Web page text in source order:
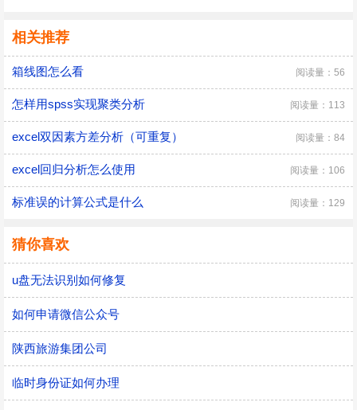
相关推荐
箱线图怎么看 阅读量：56
怎样用spss实现聚类分析 阅读量：113
excel双因素方差分析（可重复） 阅读量：84
excel回归分析怎么使用 阅读量：106
标准误的计算公式是什么 阅读量：129
猜你喜欢
u盘无法识别如何修复
如何申请微信公众号
陕西旅游集团公司
临时身份证如何办理